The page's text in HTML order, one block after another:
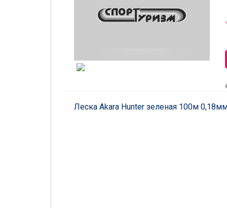
Леска Akara Hunter зеленая 100м